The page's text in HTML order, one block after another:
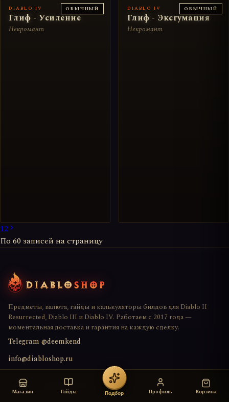
ОБЫЧНЫЙ
DIABLO IV
Глиф - Усиление
Некромант
ОБЫЧНЫЙ
DIABLO IV
Глиф - Эксгумация
Некромант
12
По 60 записей на страницу
Предметы, валюта, гайды и калькуляторы билдов для Diablo II
Resurrected, Diablo III и Diablo IV. Работаем с 2017 года —
моментальная доставка и гарантия на каждую сделку.
Telegram @deemkend
info@diabloshop.ru
DIABLO II: RESURRECTED
Магазин Гайды Подбор Профиль Корзина